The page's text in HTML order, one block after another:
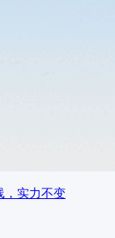
，实力不变